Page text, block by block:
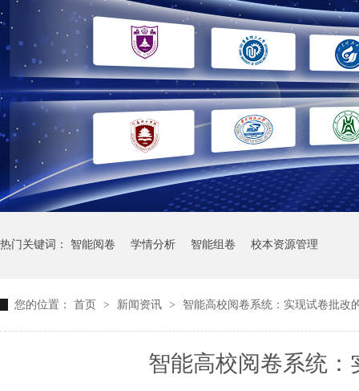
热门关键词： 智能阅卷 学情分析 智能组卷 校本资源管理
您的位置： 首页 > 新闻资讯 > 智能高校阅卷系统：实现试卷批改
智能高校阅卷系统